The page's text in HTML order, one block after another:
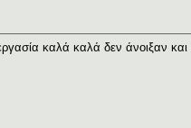
καλά καλά δεν άνοιξαν και